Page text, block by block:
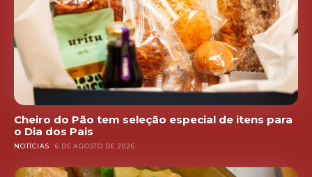
Cheiro do Pão tem seleção especial de itens para
o Dia dos Pais
NOTÍCIAS 6 DE AGOSTO DE 2026